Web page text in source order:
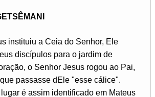
instituiu a Ceia do Senhor, Ele
discípulos para o jardim de
o Senhor Jesus rogou ao Pai,
passasse dEle "esse cálice".
é assim identificado em Mateus